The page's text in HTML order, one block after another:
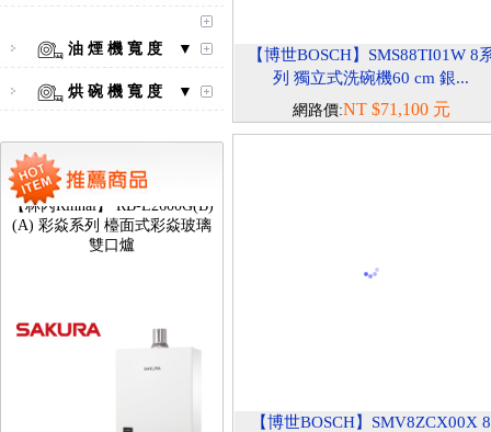
油 煙 機 寬 度 ▼
烘 碗 機 寬 度 ▼
【林內Rinnai】 RB-L2600G(B)
(A) 彩焱系列 檯面式彩焱玻璃
雙口爐
【博世BOSCH】SMS88TI01W 8
列 獨立式洗碗機60 cm 銀...
網路價:NT $71,100 元
【博世BOSCH】SMV8ZCX00X 8